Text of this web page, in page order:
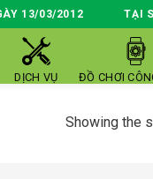
13/03/2012 TẠI
DỊCH VỤ ĐỒ CHƠI
Showing the